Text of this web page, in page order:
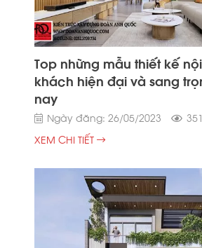
Top những mẫu thiết kế
khách hiện đại và sang
nay
Ngày đăng: 26/05/2023
XEM CHI TIẾT